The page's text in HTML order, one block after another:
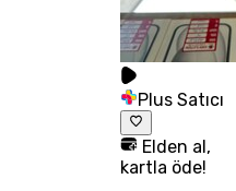
Plus Satıcı
Elden al,
kartla öde!